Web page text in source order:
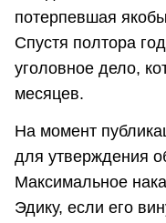
потерпевшая
Спустя полтора
уголовное дело,
месяцев.
На момент
для утверждения
Максимальное
Эдику, если его